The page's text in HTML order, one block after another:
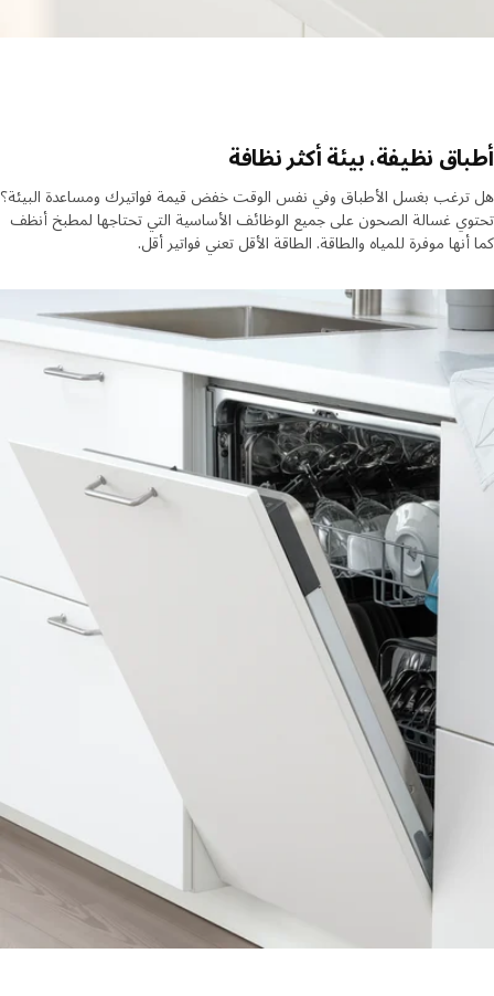
نظيفة، بيئة أكثر نظافة
بغسل الأطباق وفي نفس الوقت خفض قيمة فواتيرك ومساعدة البيئة؟
غسالة الصحون على جميع الوظائف الأساسية التي تحتاجها لمطبخ أنظف
موفرة للمياه والطاقة. الطاقة الأقل تعني فواتير أقل.